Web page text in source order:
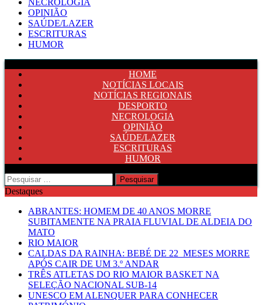
NECROLOGIA
OPINIÃO
SAÚDE/LAZER
ESCRITURAS
HUMOR
HOME
NOTÍCIAS LOCAIS
NOTÍCIAS REGIONAIS
DESPORTO
NECROLOGIA
OPINIÃO
SAÚDE/LAZER
ESCRITURAS
HUMOR
Pesquisar
por:
Destaques
ABRANTES: HOMEM DE 40 ANOS MORRE
SUBITAMENTE NA PRAIA FLUVIAL DE ALDEIA DO
MATO
RIO MAIOR
CALDAS DA RAINHA: BEBÉ DE 22 MESES MORRE
APÓS CAIR DE UM 3.º ANDAR
TRÊS ATLETAS DO RIO MAIOR BASKET NA
SELEÇÃO NACIONAL SUB-14
UNESCO EM ALENQUER PARA CONHECER